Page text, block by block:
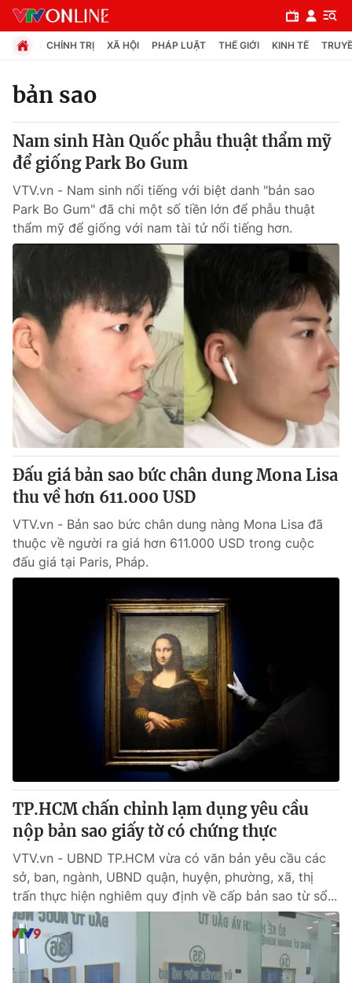
Chuyên mục
Chính trị
Xã hội
Pháp luật
Y tế
Thế giới
Tin tức
Thế giới đó đây
Câu chuyện quốc tế
Kinh tế
Tài chính
Thị trường
Góc doanh nghiệp
Dữ liệu và đời sống
Truyền hình
Hậu trường
Nhân vật
Giải trí
Điện ảnh
Đời sống
Chất lượng cuộc sống
Hitech Công nghệ tương lai
Tư vấn
Giao lưu trực tuyến
Lịch phát sóng
Chuyên mục khác
Emagazine Podcast
Photo Infographic
Video Shorts video
VTV Money VTV Thể thao
CHÍNH TRỊ XÃ HỘI PHÁP LUẬT THẾ GIỚI KINH TẾ
bản sao
Nam sinh Hàn Quốc phẫu thuật thẩm mỹ
để giống Park Bo Gum
VTV.vn - Nam sinh nổi tiếng với biệt danh "bản sao
Park Bo Gum" đã chi một số tiền lớn để phẫu thuật
thẩm mỹ để giống với nam tài tử nổi tiếng hơn.
Đấu giá bản sao bức chân dung Mona Lisa
thu về hơn 611.000 USD
VTV.vn - Bản sao bức chân dung nàng Mona Lisa đã
thuộc về người ra giá hơn 611.000 USD trong cuộc
đấu giá tại Paris, Pháp.
TP.HCM chấn chỉnh lạm dụng yêu cầu
nộp bản sao giấy tờ có chứng thực
VTV.vn - UBND TP.HCM vừa có văn bản yêu cầu các
sở, ban, ngành, UBND quận, huyện, phường, xã, thị
trấn thực hiện nghiêm quy định về cấp bản sao từ sổ...